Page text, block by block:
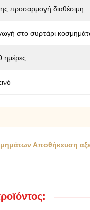
προσαρμογή διαθέσιμη
στο συρτάρι
ημέρες
Αποθήκευση